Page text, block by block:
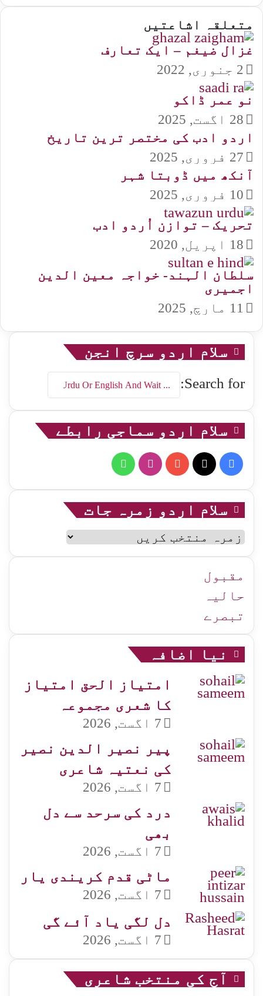
متعلقہ اشاعتیں
غزال ضیغم – ایک تعارف
2 جنوری, 2022
نو عمر ڈاکو
28 اگست, 2025
اردو ادب کی مختصر ترین تاریخ
27 فروری, 2025
آنکھ میں ڈوبتا شہر
10 فروری, 2025
تحریک – توازن اُردو ادب
18 اپریل, 2020
سلطان الہند- خواجہ معین الدین
اجمیری
11 مارچ, 2025
سلام اردو سرچ انجن
Search for:
سلام اردو سماجی رابطے
Facebook
YouTube
Instagram
WhatsApp
سلام اردو زمرہ جات
سلام
اردو
زمرہ
جات
مقبول
حالیہ
تبصرے
نیا اضافہ
امتیاز الحق امتیاز
کا شعری مجموعہ
7 اگست, 2026
پیر نصیر الدین نصیر
کی نعتیہ شاعری
7 اگست, 2026
درد کی سرحد سے دل
بھی
7 اگست, 2026
ماٹی قدم کریندی یار
7 اگست, 2026
دل لگی یاد آئے گی
7 اگست, 2026
آج کی منتخب شاعری